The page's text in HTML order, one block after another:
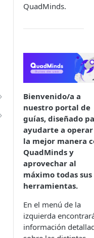
QuadMinds.
Bienvenido/a a
nuestro portal de
guías, diseñado
ayudarte a
la mejor manera
QuadMinds y
aprovechar al
máximo todas sus
herramientas.
En el menú de la
izquierda
información